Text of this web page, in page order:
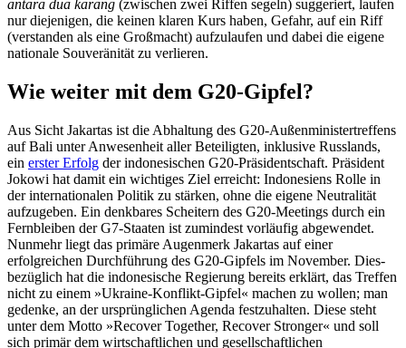
antara dua karang (zwischen zwei Riffen segeln) suggeriert, laufen
nur diejenigen, die keinen klaren Kurs haben, Gefahr, auf ein Riff
(verstanden als eine Großmacht) aufzulaufen und dabei die eigene
nationale Souveränität zu verlieren.
Wie weiter mit dem G20-Gipfel?
Aus Sicht Jakartas ist die Abhaltung des G20-Außenministertreffens
auf Bali unter Anwesenheit aller Beteiligten, inklusive Russlands,
ein erster Erfolg der indonesischen G20-Präsidentschaft. Präsident
Jokowi hat damit ein wichtiges Ziel erreicht: Indo­nesiens Rolle in
der internationalen Politik zu stärken, ohne die eigene Neutralität
aufzugeben. Ein denkbares Scheitern des G20-Meetings durch ein
Fernbleiben der G7-Staaten ist zumindest vorläufig abgewendet.
Nunmehr liegt das primäre Augenmerk Jakartas auf einer
erfolgreichen Durchführung des G20-Gipfels im November. Dies­
bezüglich hat die indonesische Regierung bereits erklärt, das Treffen
nicht zu einem »Ukraine-Konflikt-Gipfel« machen zu wol­len; man
gedenke, an der ursprünglichen Agenda festzuhalten. Diese steht
unter dem Motto »Recover Together, Recover Stronger« und soll
sich primär dem wirtschaftlichen und gesellschaftlichen